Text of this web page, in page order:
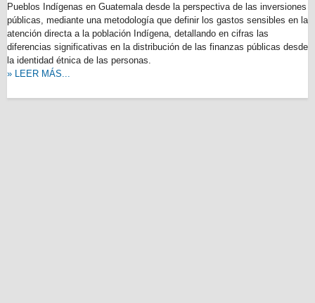
Pueblos Indígenas en Guatemala desde la perspectiva de las inversiones
públicas, mediante una metodología que definir los gastos sensibles en la
atención directa a la población Indígena, detallando en cifras las
diferencias significativas en la distribución de las finanzas públicas desde
la identidad étnica de las personas.
» LEER MÁS...